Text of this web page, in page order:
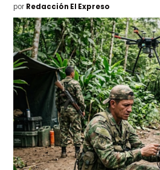
por Redacción El Expreso